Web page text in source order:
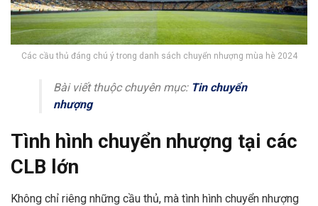
Các cầu thủ đáng chú ý trong danh sách chuyển nhượng mùa hè 2024
Bài viết thuộc chuyên mục: Tin chuyển
nhượng
Tình hình chuyển nhượng tại các
CLB lớn
Không chỉ riêng những cầu thủ, mà tình hình chuyển nhượng